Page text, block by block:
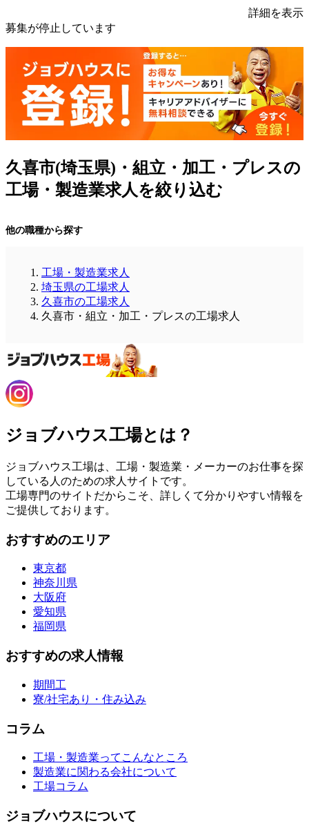
詳細を表示
募集が停止しています
久喜市(埼玉県)・組立・加工・プレスの
工場・製造業求人を絞り込む
他の職種から探す
工場・製造業求人
埼玉県の工場求人
久喜市の工場求人
久喜市・組立・加工・プレスの工場求人
ジョブハウス工場とは？
ジョブハウス工場は、工場・製造業・メーカーのお仕事を探
している人のための求人サイトです。
工場専門のサイトだからこそ、詳しくて分かりやすい情報を
ご提供しております。
おすすめのエリア
東京都
神奈川県
大阪府
愛知県
福岡県
おすすめの求人情報
期間工
寮/社宅あり・住み込み
コラム
工場・製造業ってこんなところ
製造業に関わる会社について
工場コラム
ジョブハウスについて